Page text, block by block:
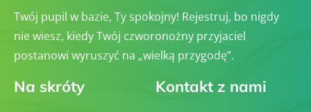
Twój pupil w bazie, Ty spokojny! Rejestruj, bo nigdy
nie wiesz, kiedy Twój czworonożny przyjaciel
postanowi wyruszyć na „wielką przygodę”.
Na skróty Kontakt z nami